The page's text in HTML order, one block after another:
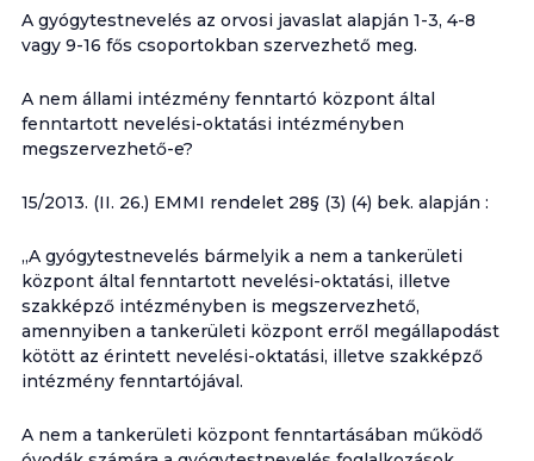
A gyógytestnevelés az orvosi javaslat alapján 1-3, 4-8
vagy 9-16 fős csoportokban szervezhető meg.
A nem állami intézmény fenntartó központ által
fenntartott nevelési-oktatási intézményben
megszervezhető-e?
15/2013. (II. 26.) EMMI rendelet 28§ (3) (4) bek. alapján :
„A gyógytestnevelés bármelyik a nem a tankerületi
központ által fenntartott nevelési-oktatási, illetve
szakképző intézményben is megszervezhető,
amennyiben a tankerületi központ erről megállapodást
kötött az érintett nevelési-oktatási, illetve szakképző
intézmény fenntartójával.
A nem a tankerületi központ fenntartásában működő